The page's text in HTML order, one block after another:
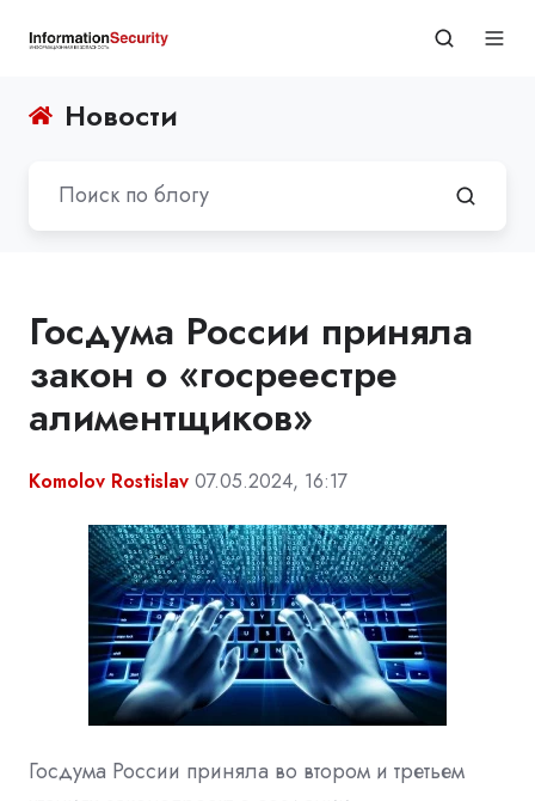
Новости
Госдума России приняла
закон о «госреестре
алиментщиков»
Komolov Rostislav 07.05.2024, 16:17
Госдума России приняла во втором и третьем